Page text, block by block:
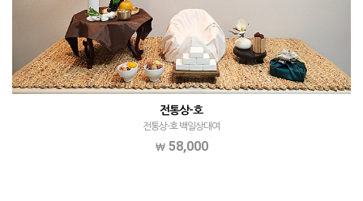
전통상-호
전통상-호 백일상대여
58,000